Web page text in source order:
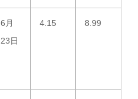
6月
23日
4.15 8.99